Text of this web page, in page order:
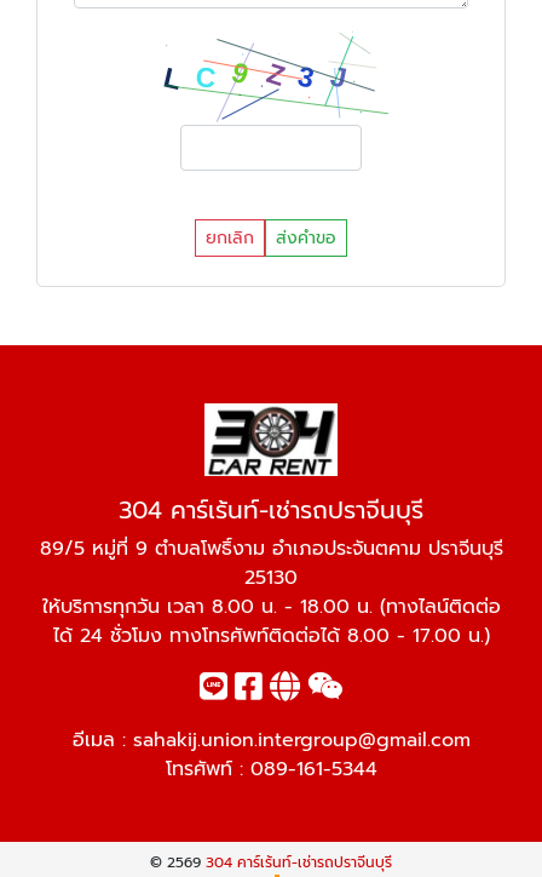
ยกเลิก ส่งคำขอ
304 คาร์เร้นท์-เช่ารถปราจีนบุรี
89/5 หมู่ที่ 9 ตำบลโพธิ์งาม อำเภอประจันตคาม ปราจีนบุรี
25130
ให้บริการทุกวัน เวลา 8.00 น. - 18.00 น. (ทางไลน์ติดต่อ
ได้ 24 ชั่วโมง ทางโทรศัพท์ติดต่อได้ 8.00 - 17.00 น.)
อีเมล : sahakij.union.intergroup@gmail.com
โทรศัพท์ : 089-161-5344
© 2569 304 คาร์เร้นท์-เช่ารถปราจีนบุรี